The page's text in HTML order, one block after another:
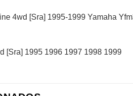
4wd [Sra] 1995-1999 Yamaha
[Sra] 1995 1996 1997 1998 1999